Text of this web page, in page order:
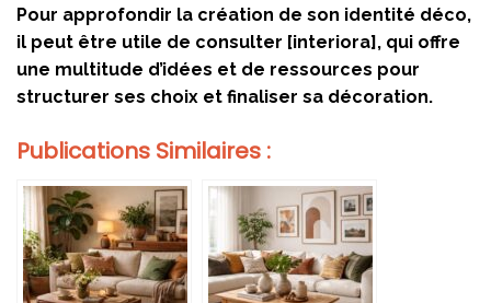
Pour approfondir la création de son identité déco,
il peut être utile de consulter [interiora], qui offre
une multitude d’idées et de ressources pour
structurer ses choix et finaliser sa décoration.
Publications Similaires :